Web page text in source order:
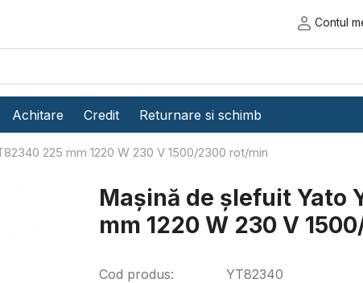
Contul
Achitare Credit Returnare si schimb
225 mm 1220 W 230 V 1500/2300 rot/min
Mașină de șlefuit Yato
mm 1220 W 230 V
Cod produs:
YT82340